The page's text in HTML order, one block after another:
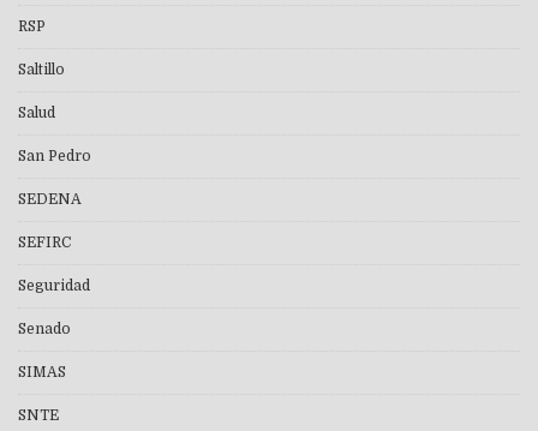
RSP
Saltillo
Salud
San Pedro
SEDENA
SEFIRC
Seguridad
Senado
SIMAS
SNTE